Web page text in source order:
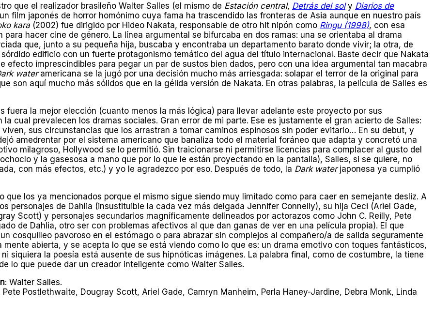
que el realizador brasileño Walter Salles (el mismo de Estación central, Detrás del soly Diarios de
film japonés de horror homónimo cuya fama ha trascendido las fronteras de Asia aunque en nuestro país
kara (2002) fue dirigido por Hideo Nakata, responsable de otro hit nipón como Ringu (1998), con esa
hacer cine de género. La línea argumental se bifurcaba en dos ramas: una se orientaba al drama
que, junto a su pequeña hija, buscaba y encontraba un departamento barato donde vivir; la otra, de
edificio con un fuerte protagonismo temático del agua del título internacional. Baste decir que Nakata
efecto imprescindibles para pegar un par de sustos bien dados, pero con una idea argumental tan macabra
wateramericana se la jugó por una decisión mucho más arriesgada: solapar el terror de la original para
son aquí mucho más sólidos que en la gélida versión de Nakata. En otras palabras, la película de Salles es
fuera la mejor elección (cuanto menos la más lógica) para llevar adelante este proyecto por sus
cual prevalecen los dramas sociales. Gran error de mi parte. Ese es justamente el gran acierto de Salles:
sus circunstancias que los arrastran a tomar caminos espinosos sin poder evitarlo… En su debut, y
amedrentar por el sistema americano que banaliza todo el material foráneo que adapta y concretó una
milagroso, Hollywood se lo permitió. Sin traicionarse ni permitirse licencias para complacer al gusto del
y la gasesosa a mano que por lo que le están proyectando en la pantalla), Salles, si se quiere, no
con más efectos, etc.) y yo le agradezco por eso. Después de todo, la Dark waterjaponesa ya cumplió
que los ya mencionados porque el mismo sigue siendo muy limitado como para caer en semejante desliz. A
personajes de Dahlia (insustituible la cada vez más delgada Jennifer Connelly), su hija Ceci (Ariel Gade,
Scott) y personajes secundarios magníficamente delineados por actorazos como John C. Reilly, Pete
de Dahlia, otro ser con problemas afectivos al que dan ganas de ver en una película propia). El que
cosquilleo pavoroso en el estómago o para abrazar sin complejos al compañero/a de salida seguramente
mente abierta, y se acepta lo que se está viendo como lo que es: un drama emotivo con toques fantásticos,
siquiera la poesía está ausente de sus hipnóticas imágenes. La palabra final, como de costumbre, la tiene
lo que puede dar un creador inteligente como Walter Salles.
: Walter Salles.
Postlethwaite, Dougray Scott, Ariel Gade, Camryn Manheim, Perla Haney-Jardine, Debra Monk, Linda